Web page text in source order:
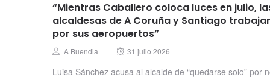
“Mientras Caballero coloca luces en julio,
alcaldesas de A Coruña y Santiago
por sus aeropuertos”
Author
A Buendia
Posted
31 julio 2026
Luisa Sánchez acusa al alcalde de “quedarse solo” por